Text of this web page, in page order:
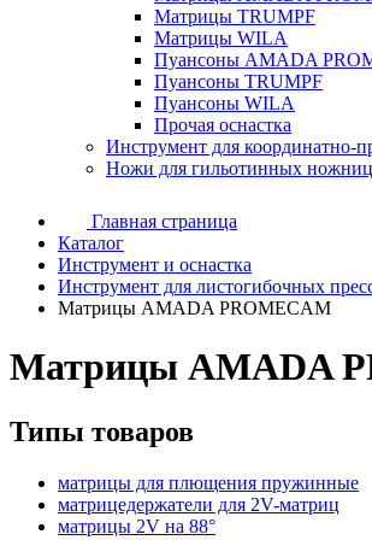
Матрицы TRUMPF
Матрицы WILA
Пуансоны AMADA
Пуансоны TRUMPF
Пуансоны WILA
Прочая оснастка
Инструмент для координатно-
Ножи для гильотинных ножниц
Главная страница
Каталог
Инструмент и оснастка
Инструмент для листогибочных
Матрицы AMADA PROMECAM
Матрицы AMADA
Типы товаров
матрицы для плющения пружинные
матрицедержатели для 2V-матриц
матрицы 2V на 88°